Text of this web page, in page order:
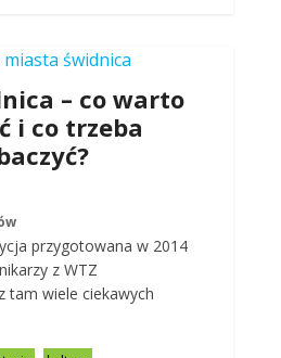
– co warto
i co trzeba
przygotowana w 2014
z WTZ
tam wiele ciekawych